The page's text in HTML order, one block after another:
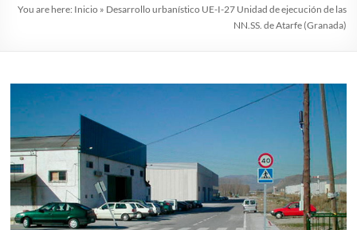
You are here: Inicio » Desarrollo urbanístico UE-I-27 Unidad de ejecución de las
NN.SS. de Atarfe (Granada)